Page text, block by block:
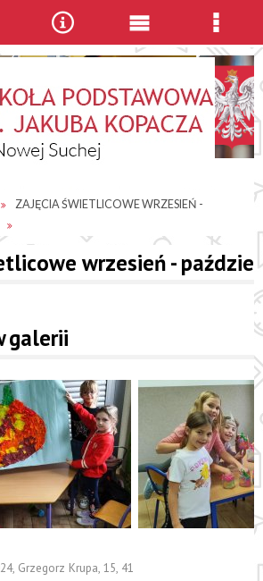
ZAJĘCIA ŚWIETLICOWE WRZESIEŃ -
wrzesień -
galerii
, Grzegorz Krupa, 15, 41
NarzędziaMenu
Menu